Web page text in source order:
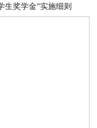
生奖学金”实施细则